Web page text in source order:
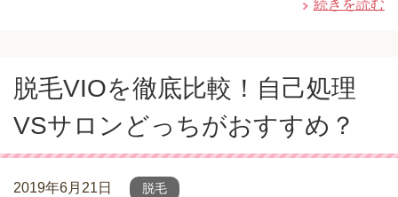
続きを読む
脱毛VIOを徹底比較！自己処理
VSサロンどっちがおすすめ？
2019年6月21日 脱毛